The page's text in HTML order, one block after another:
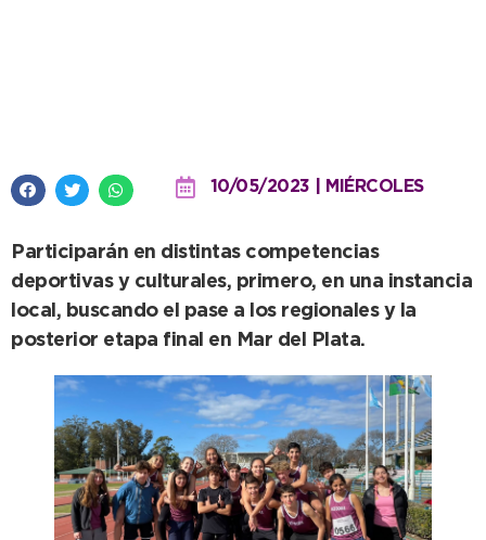
10/05/2023 | MIÉRCOLES
Participarán en distintas competencias
deportivas y culturales, primero, en una instancia
local, buscando el pase a los regionales y la
posterior etapa final en Mar del Plata.